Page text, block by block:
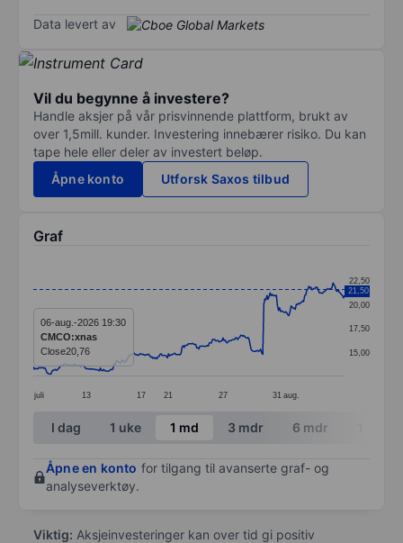
Data levert av
Vil du begynne å investere?
Handle aksjer på vår prisvinnende plattform, brukt av
over 1,5mill. kunder. Investering innebærer risiko. Du kan
tape hele eller deler av investert beløp.
Åpne konto
Utforsk Saxos tilbud
Graf
The chart has 1 X axis displaying categories.
The chart has 1 Y axis displaying values. Data
juli 13 17 21 27 31 aug.
15,00
17,50
20,00
22,50
21,50
06-aug.-2026 19:30
CMCO:xnas
Close20,76
End of interactive chart.
I dag 1 uke 1 md 3 mdr 6 mdr
Åpne en konto for tilgang til avanserte graf- og
analyseverktøy.
Viktig: Aksjeinvesteringer kan over tid gi positiv